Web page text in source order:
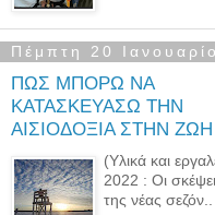
Πέμπτη 20
ΠΩΣ ΜΠΟΡΩ ΝΑ
ΚΑΤΑΣΚΕΥΑΣΩ ΤΗΝ
ΑΙΣΙΟΔΟΞΙΑ ΣΤΗΝ
(Υλικά και
2022 : Οι
της νέας σεζόν..